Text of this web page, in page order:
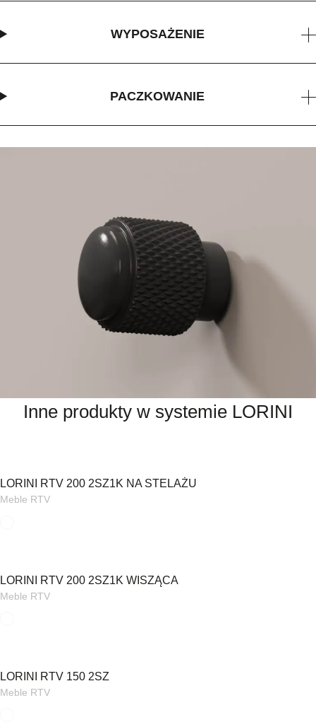
WYPOSAŻENIE
PACZKOWANIE
Inne produkty w systemie LORINI
LORINI RTV 200 2SZ1K NA STELAŻU
Meble RTV
LORINI RTV 200 2SZ1K WISZĄCA
Meble RTV
LORINI RTV 150 2SZ
Meble RTV